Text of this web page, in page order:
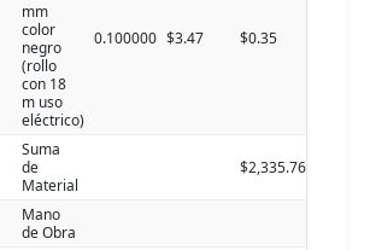
mm
color
negro
(rollo
con 18
m uso
eléctrico)
0.100000 $3.47 $0.35
Suma
de
Material
$2,335.76
Mano
de Obra